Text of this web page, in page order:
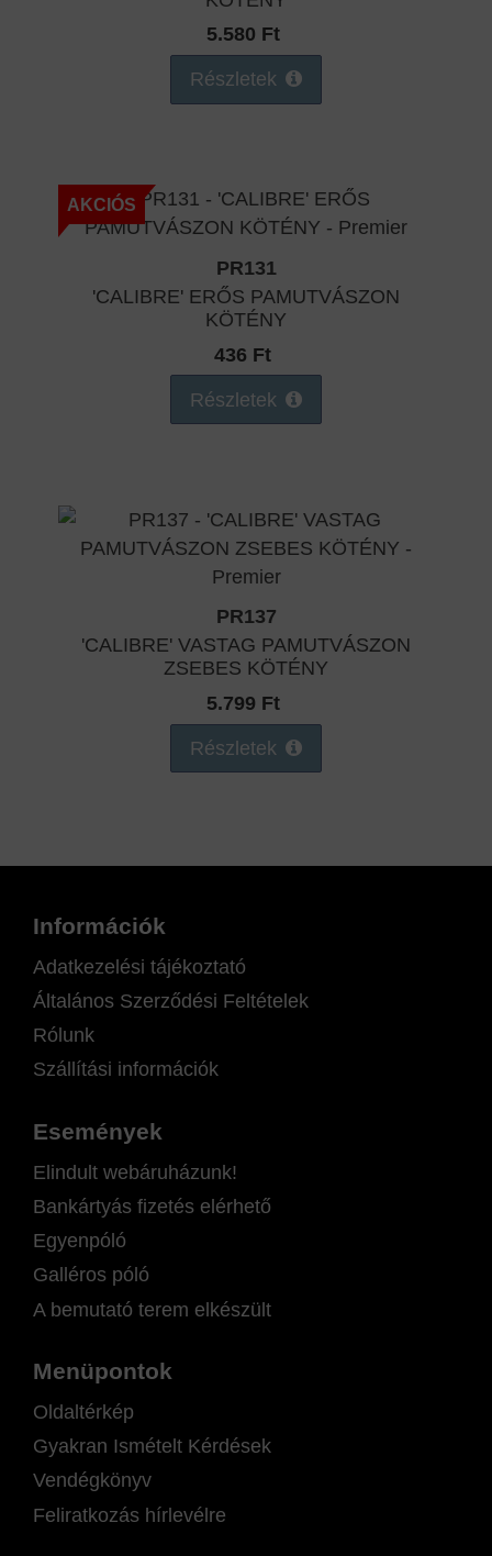
5.580 Ft
Részletek
AKCIÓS
PR131
'CALIBRE' ERŐS PAMUTVÁSZON
KÖTÉNY
436 Ft
Részletek
PR137
'CALIBRE' VASTAG PAMUTVÁSZON
ZSEBES KÖTÉNY
5.799 Ft
Részletek
Információk
Adatkezelési tájékoztató
Általános Szerződési Feltételek
Rólunk
Szállítási információk
Események
Elindult webáruházunk!
Bankártyás fizetés elérhető
Egyenpóló
Galléros póló
A bemutató terem elkészült
Menüpontok
Oldaltérkép
Gyakran Ismételt Kérdések
Vendégkönyv
Feliratkozás hírlevélre